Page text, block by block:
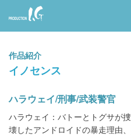
Prod
uctio
n I.G
作品紹介
イノセンス
ハラウェイ/刑事/武装警官
ハラウェイ：バトーとトグサが
壊したアンドロイドの暴走理由